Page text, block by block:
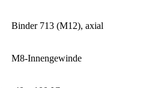
Binder 713 (M12), axial
M8-Innengewinde